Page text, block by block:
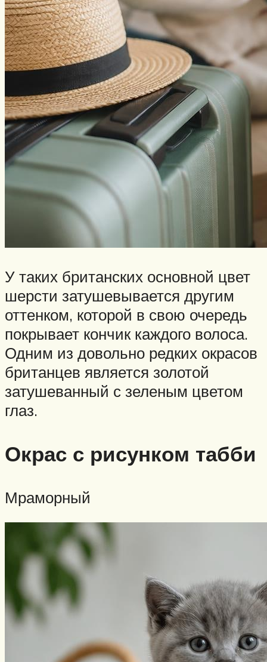
У таких британских основной цвет
шерсти затушевывается другим
оттенком, которой в свою очередь
покрывает кончик каждого волоса.
Одним из довольно редких окрасов
британцев является золотой
затушеванный с зеленым цветом
глаз.
Окрас с рисунком табби
Мраморный